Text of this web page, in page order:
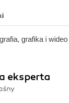
grafika i wideo
eksperta